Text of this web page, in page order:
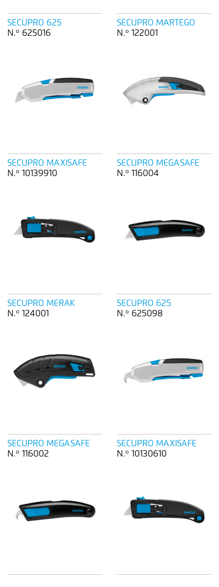
SECUPRO 625
N.º 625016
SECUPRO MARTEGO
N.º 122001
SECUPRO MAXISAFE
N.º 10139910
SECUPRO MEGASAFE
N.º 116004
SECUPRO MERAK
N.º 124001
SECUPRO 625
N.º 625098
SECUPRO MEGASAFE
N.º 116002
SECUPRO MAXISAFE
N.º 10130610